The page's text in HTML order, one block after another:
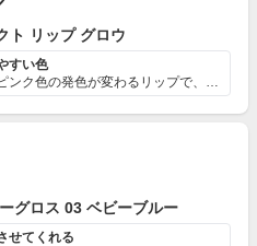
ト リップ グロウ
すい色
唇の水分量によってピンク色の発色が変わるリップで、薄い...
グロス 03 ベビーブルー
せてくれる